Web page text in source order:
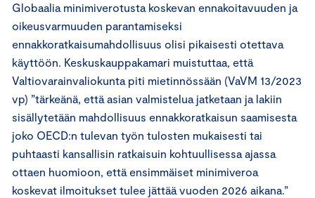
Globaalia minimiverotusta koskevan ennakoitavuuden ja
oikeusvarmuuden parantamiseksi
ennakkoratkaisumahdollisuus olisi pikaisesti otettava
käyttöön. Keskuskauppakamari muistuttaa, että
Valtiovarainvaliokunta piti mietinnössään (VaVM 13/2023
vp) ”tärkeänä, että asian valmistelua jatketaan ja lakiin
sisällytetään mahdollisuus ennakkoratkaisun saamisesta
joko OECD:n tulevan työn tulosten mukaisesti tai
puhtaasti kansallisin ratkaisuin kohtuullisessa ajassa
ottaen huomioon, että ensimmäiset minimiveroa
koskevat ilmoitukset tulee jättää vuoden 2026 aikana.”